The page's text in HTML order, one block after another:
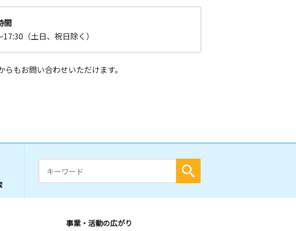
間
（土日、祝日除く）
もお問い合わせいただけます。
事業・活動の広がり